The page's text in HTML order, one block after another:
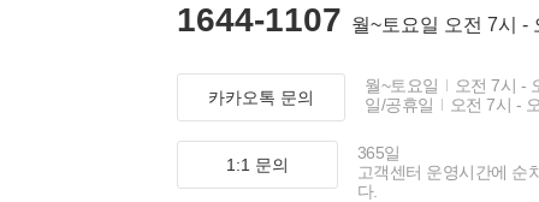
1644-1107 월~토요일 오전 7시 -
카카오톡 문의
월~토요일
오전 7시 -
일/공휴일
오전 7시 -
1:1 문의
365일
고객센터 운영시간에 순
다.